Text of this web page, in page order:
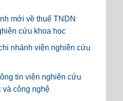
mới về thuế TNDN
cứu khoa học
nhánh viện nghiên cứu
tin viện nghiên cứu
và công nghệ